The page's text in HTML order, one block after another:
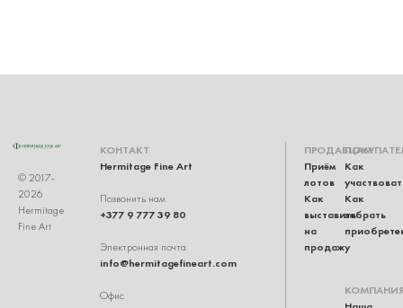
© 2017-
2026
Hermitage
Fine Art
КОНТАКТ
Hermitage Fine Art
Позвонить нам
+377 9 777 39 80
Электронная почта
info@hermitagefineart.com
Офис
ПРОДАВЦАМ
Приём
лотов
Как
выставить
на
продажу
Как
Как
забрать